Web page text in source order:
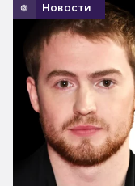
Новости